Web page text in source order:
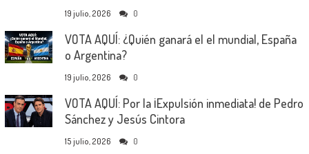
19 julio, 2026 0
VOTA AQUÍ: ¿Quién ganará el el mundial, España
o Argentina?
19 julio, 2026 0
VOTA AQUÍ: Por la ¡Expulsión inmediata! de Pedro
Sánchez y Jesús Cintora
15 julio, 2026 0